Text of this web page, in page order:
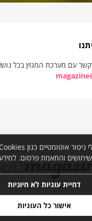
קשר עם מערכת המגזין בכל
מדיניות
והתאמת פרסום.
דחיית עוגיות לא חיוניות
אישור כל העוגיות